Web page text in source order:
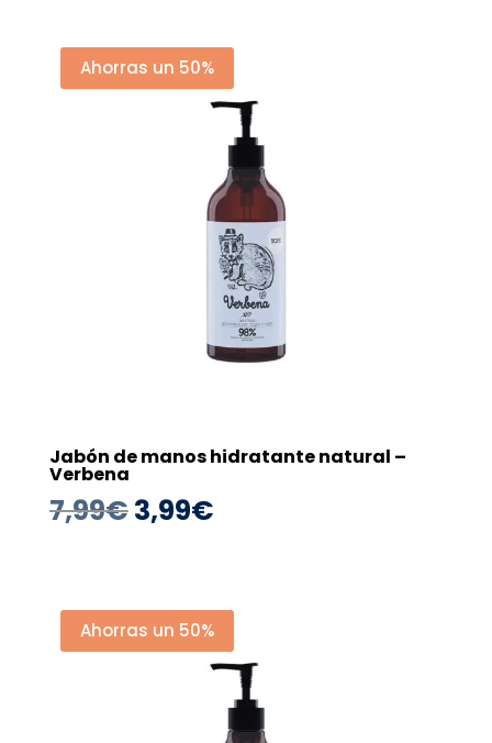
era:
7,99€.
es:
3,99€.
Ahorras un 50%
Jabón de manos hidratante natural –
Verbena
7,99€El
era:
7,99€.
3,99€El
es:
3,99€.
Ahorras un 50%